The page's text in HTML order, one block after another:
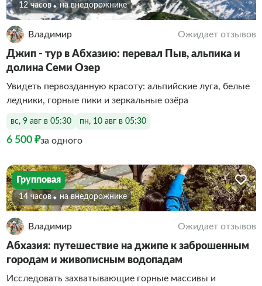
12 часов На внедорожнике
Владимир Ожидает отзывов
Джип - тур в Абхазию: перевал Пыв, альпика и
долина Семи Озер
Увидеть первозданную красоту: альпийские луга, белые
ледники, горные пики и зеркальные озёра
вс, 9 авг в 05:30 пн, 10 авг в 05:30
6 500 ₽за одного
Групповая
14 часов На внедорожнике
Владимир Ожидает отзывов
Абхазия: путешествие на джипе к заброшенным
городам и живописным водопадам
Исследовать захватывающие горные массивы и